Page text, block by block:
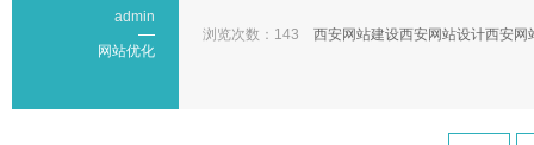
admin
网站优化
浏览次数：143 西安网站建设西安网站设计西安网